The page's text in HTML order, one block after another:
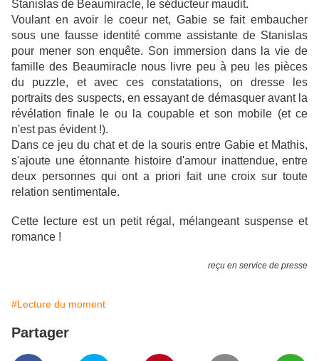
Stanislas de Beaumiracle, le séducteur maudit.
Voulant en avoir le coeur net, Gabie se fait embaucher
sous une fausse identité comme assistante de Stanislas
pour mener son enquête. Son immersion dans la vie de
famille des Beaumiracle nous livre peu à peu les pièces
du puzzle, et avec ces constatations, on dresse les
portraits des suspects, en essayant de démasquer avant la
révélation finale le ou la coupable et son mobile (et ce
n'est pas évident !).
Dans ce jeu du chat et de la souris entre Gabie et Mathis,
s'ajoute une étonnante histoire d'amour inattendue, entre
deux personnes qui ont a priori fait une croix sur toute
relation sentimentale.
Cette lecture est un petit régal, mélangeant suspense et
romance !
reçu en service de presse
#Lecture du moment
Partager